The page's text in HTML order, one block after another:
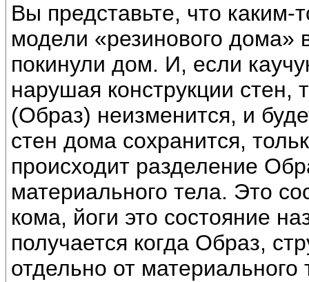
Вы представьте, что
модели «резинового дома»
покинули дом. И, если
нарушая конструкции стен,
(Образ) неизменится, и
стен дома сохранится,
происходит разделение
материального тела. Это
кома, йоги это состояние
получается когда Образ,
отдельно от материального